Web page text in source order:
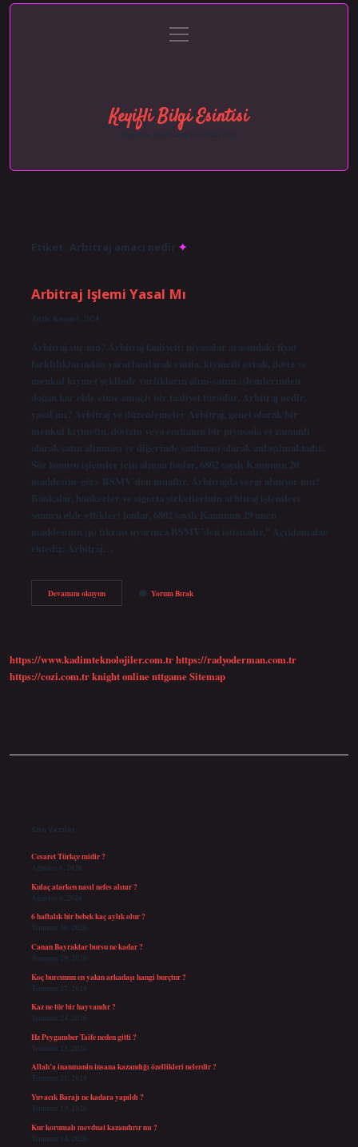
Gizlilik Politikası
menüyü
aç
Keyifli Bilgi Esintisi
Hayatına neşe katan kısa hikayeler!
Etiket: Arbitraj amacı nedir
Arbitraj Işlemi Yasal Mı
Tarih: Kasım 5, 2024
Arbitraj suç mu? Arbitraj faaliyeti; piyasalar arasındaki fiyat
farklılıklarından yararlanılarak emtia, kıymetli evrak, döviz ve
menkul kıymet şeklinde varlıkların alım-satım işlemlerinden
doğan kar elde etme amaçlı bir faaliyet türüdür. Arbitraj nedir,
yasal mı? Arbitraj ve düzenlemeler Arbitraj, genel olarak bir
menkul kıymetin, dövizin veya emtianın bir piyasada eş zamanlı
olarak satın alınması ve diğerinde satılması olarak anlaşılmaktadır.
Söz konusu işlemler için alınan fonlar, 6802 sayılı Kanunun 20.
maddesine göre BSMV’den muaftır. Arbitrajda vergi alınıyor mu?
Bankalar, bankerler ve sigorta şirketlerinin arbitraj işlemleri
sonucu elde ettikleri fonlar, 6802 sayılı Kanunun 29 uncu
maddesinin (p) fıkrası uyarınca BSMV’den istisnadır.” Açıklamalar
ektedir. Arbitraj…
Devamını okuyunArbitraj
Işlemi
Yorum Bırak
https://www.kadimteknolojiler.com.trhttps://radyoderman.com.tr
https://cozi.com.trknight onlinenttgameSitemap
Son Yazılar
Cesaret Türkçe midir ?
Ağustos 6, 2026
Kulaç atarken nasıl nefes alınır ?
Ağustos 6, 2026
6 haftalık bir bebek kaç aylık olur ?
Temmuz 30, 2026
Canan Bayraktar bursu ne kadar ?
Temmuz 29, 2026
Koç burcunun en yakın arkadaşı hangi burçtur ?
Temmuz 27, 2026
Kaz ne tür bir hayvandır ?
Temmuz 24, 2026
Hz Peygamber Taife neden gitti ?
Temmuz 23, 2026
Allah’a inanmanin insana kazandığı özellikleri nelerdir ?
Temmuz 21, 2026
Yuvacık Barajı ne kadara yapıldı ?
Temmuz 19, 2026
Kur korumalı mevduat kazandırır mı ?
Temmuz 14, 2026